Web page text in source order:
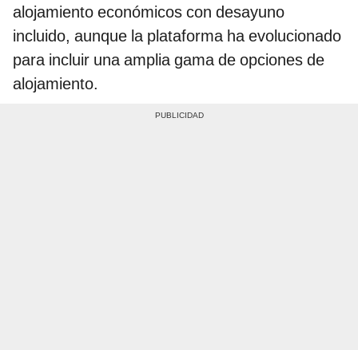
alojamiento económicos con desayuno
incluido, aunque la plataforma ha evolucionado
para incluir una amplia gama de opciones de
alojamiento.